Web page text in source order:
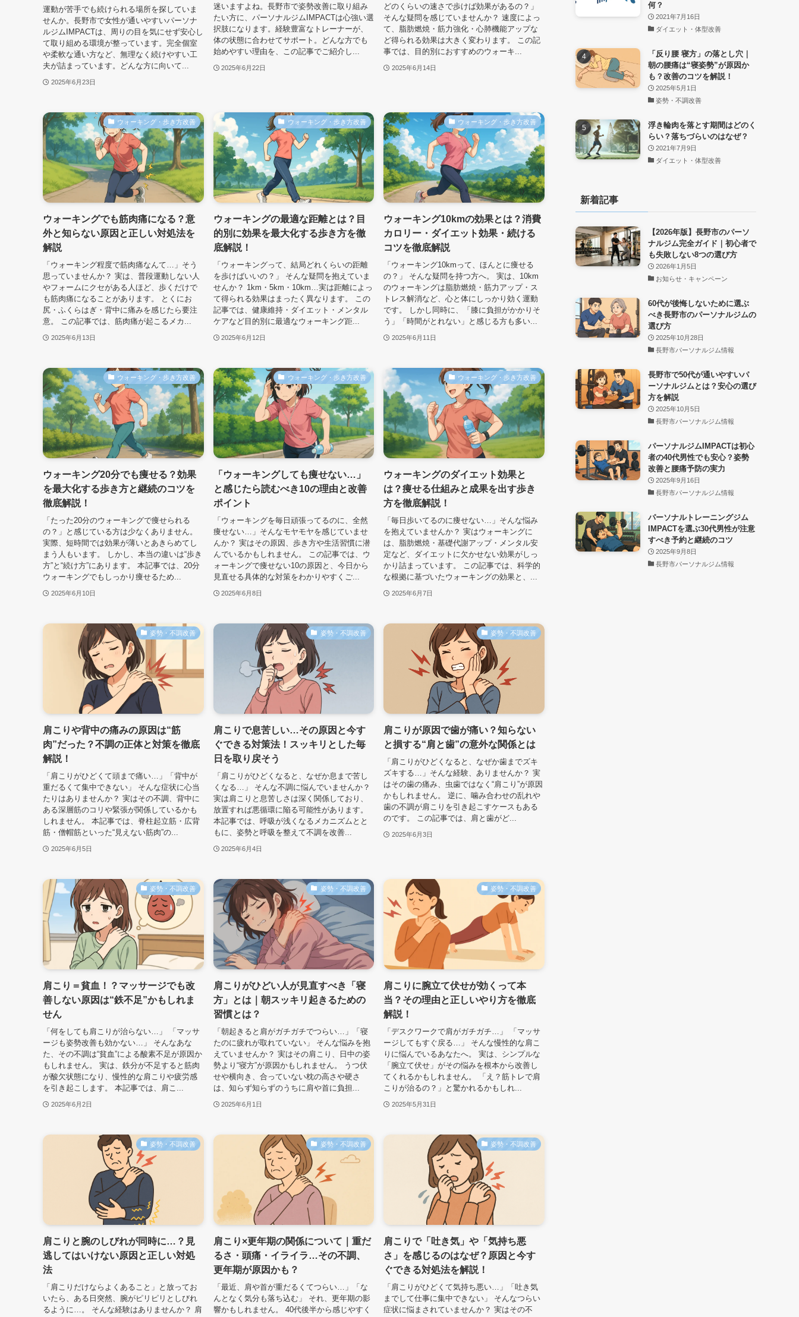
運動が苦手でも続けられる場所を探していま
せんか。長野市で女性が通いやすいパーソナ
ルジムIMPACTは、周りの目を気にせず安心し
て取り組める環境が整っています。完全個室
や柔軟な通い方など、無理なく続けやすい工
夫が詰まっています。どんな方に向いて...
2025年6月23日
迷いますよね。長野市で姿勢改善に取り組み
たい方に、パーソナルジムIMPACTは心強い選
択肢になります。経験豊富なトレーナーが、
体の状態に合わせてサポート。どんな方でも
始めやすい理由を、この記事でご紹介し...
2025年6月22日
どのくらいの速さで歩けば効果があるの？」
そんな疑問を感じていませんか？ 速度によっ
て、脂肪燃焼・筋力強化・心肺機能アップな
ど得られる効果は大きく変わります。 この記
事では、目的別におすすめのウォーキ...
2025年6月14日
ウォーキング・歩き方改善
ウォーキングでも筋肉痛になる？意
外と知らない原因と正しい対処法を
解説
「ウォーキング程度で筋肉痛なんて…」そう
思っていませんか？ 実は、普段運動しない人
やフォームにクセがある人ほど、歩くだけで
も筋肉痛になることがあります。 とくにお
尻・ふくらはぎ・背中に痛みを感じたら要注
意。 この記事では、筋肉痛が起こるメカ...
2025年6月13日
ウォーキング・歩き方改善
ウォーキングの最適な距離とは？目
的別に効果を最大化する歩き方を徹
底解説！
「ウォーキングって、結局どれくらいの距離
を歩けばいいの？」 そんな疑問を抱えていま
せんか？ 1km・5km・10km…実は距離によっ
て得られる効果はまったく異なります。 この
記事では、健康維持・ダイエット・メンタル
ケアなど目的別に最適なウォーキング距...
2025年6月12日
ウォーキング・歩き方改善
ウォーキング10kmの効果とは？消費
カロリー・ダイエット効果・続ける
コツを徹底解説
「ウォーキング10kmって、ほんとに痩せる
の？」 そんな疑問を持つ方へ。 実は、10km
のウォーキングは脂肪燃焼・筋力アップ・ス
トレス解消など、心と体にしっかり効く運動
です。 しかし同時に、「膝に負担がかかりそ
う」「時間がとれない」と感じる方も多い...
2025年6月11日
ウォーキング・歩き方改善
ウォーキング20分でも痩せる？効果
を最大化する歩き方と継続のコツを
徹底解説！
「たった20分のウォーキングで痩せられる
の？」と感じている方は少なくありません。
実際、短時間では効果が薄いとあきらめてし
まう人もいます。 しかし、本当の違いは“歩き
方”と“続け方”にあります。 本記事では、20分
ウォーキングでもしっかり痩せるため...
2025年6月10日
ウォーキング・歩き方改善
「ウォーキングしても痩せない…」
と感じたら読むべき10の理由と改善
ポイント
「ウォーキングを毎日頑張ってるのに、全然
痩せない…」そんなモヤモヤを感じていませ
んか？ 実はその原因、歩き方や生活習慣に潜
んでいるかもしれません。 この記事では、ウ
ォーキングで痩せない10の原因と、今日から
見直せる具体的な対策をわかりやすくご...
2025年6月8日
ウォーキング・歩き方改善
ウォーキングのダイエット効果と
は？痩せる仕組みと成果を出す歩き
方を徹底解説！
「毎日歩いてるのに痩せない…」そんな悩み
を抱えていませんか？ 実はウォーキングに
は、脂肪燃焼・基礎代謝アップ・メンタル安
定など、ダイエットに欠かせない効果がしっ
かり詰まっています。 この記事では、科学的
な根拠に基づいたウォーキングの効果と、...
2025年6月7日
姿勢・不調改善
肩こりや背中の痛みの原因は“筋
肉”だった？不調の正体と対策を徹底
解説！
「肩こりがひどくて頭まで痛い…」「背中が
重だるくて集中できない」 そんな症状に心当
たりはありませんか？ 実はその不調、背中に
ある深層筋のコリや緊張が関係しているかも
しれません。 本記事では、脊柱起立筋・広背
筋・僧帽筋といった“見えない筋肉”の...
2025年6月5日
姿勢・不調改善
肩こりで息苦しい…その原因と今す
ぐできる対策法！スッキリとした毎
日を取り戻そう
「肩こりがひどくなると、なぜか息まで苦し
くなる…」 そんな不調に悩んでいませんか？
実は肩こりと息苦しさは深く関係しており、
放置すれば悪循環に陥る可能性があります。
本記事では、呼吸が浅くなるメカニズムとと
もに、姿勢と呼吸を整えて不調を改善...
2025年6月4日
姿勢・不調改善
肩こりが原因で歯が痛い？知らない
と損する“肩と歯”の意外な関係とは
「肩こりがひどくなると、なぜか歯までズキ
ズキする…」そんな経験、ありませんか？ 実
はその歯の痛み、虫歯ではなく“肩こり”が原因
かもしれません。 逆に、噛み合わせの乱れや
歯の不調が肩こりを引き起こすケースもある
のです。 この記事では、肩と歯がど...
2025年6月3日
姿勢・不調改善
肩こり＝貧血！？マッサージでも改
善しない原因は“鉄不足”かもしれま
せん
「何をしても肩こりが治らない…」 「マッサ
ージも姿勢改善も効かない…」 そんなあな
た、その不調は“貧血”による酸素不足が原因か
もしれません。 実は、鉄分が不足すると筋肉
が酸欠状態になり、慢性的な肩こりや疲労感
を引き起こします。 本記事では、肩こ...
2025年6月2日
姿勢・不調改善
肩こりがひどい人が見直すべき「寝
方」とは｜朝スッキリ起きるための
習慣とは？
「朝起きると肩がガチガチでつらい…」「寝
たのに疲れが取れていない」 そんな悩みを抱
えていませんか？ 実はその肩こり、日中の姿
勢より“寝方”が原因かもしれません。 うつ伏
せや横向き、合っていない枕の高さや硬さ
は、知らず知らずのうちに肩や首に負担...
2025年6月1日
姿勢・不調改善
肩こりに腕立て伏せが効くって本
当？その理由と正しいやり方を徹底
解説！
「デスクワークで肩がガチガチ…」 「マッサ
ージしてもすぐ戻る…」 そんな慢性的な肩こ
りに悩んでいるあなたへ。 実は、シンプルな
「腕立て伏せ」がその悩みを根本から改善し
てくれるかもしれません。 「え？筋トレで肩
こりが治るの？」と驚かれるかもしれ...
2025年5月31日
姿勢・不調改善
肩こりと腕のしびれが同時に…？見
逃してはいけない原因と正しい対処
法
「肩こりだけならよくあること」と放ってお
いたら、ある日突然、腕がピリピリとしびれ
るように…。 そんな経験はありませんか？ 肩
姿勢・不調改善
肩こり×更年期の関係について｜重だ
るさ・頭痛・イライラ…その不調、
更年期が原因かも？
「最近、肩や首が重だるくてつらい…」「な
んとなく気分も落ち込む」 それ、更年期の影
響かもしれません。 40代後半から感じやすく
姿勢・不調改善
肩こりで「吐き気」や「気持ち悪
さ」を感じるのはなぜ？原因と今す
ぐできる対処法を解説！
「肩こりがひどくて気持ち悪い…」「吐き気
までして仕事に集中できない」 そんなつらい
症状に悩まされていませんか？ 実はその不
何？
2021年7月16日
ダイエット・体型改善
「反り腰 寝方」の落とし穴｜
朝の腰痛は“寝姿勢”が原因か
も？改善のコツを解説！
2025年5月1日
姿勢・不調改善
浮き輪肉を落とす期間はどのく
らい？落ちづらいのはなぜ？
2021年7月9日
ダイエット・体型改善
新着記事
【2026年版】長野市のパーソ
ナルジム完全ガイド｜初心者で
も失敗しない8つの選び方
2026年1月5日
お知らせ・キャンペーン
60代が後悔しないために選ぶ
べき長野市のパーソナルジムの
選び方
2025年10月28日
長野市パーソナルジム情報
長野市で50代が通いやすいパ
ーソナルジムとは？安心の選び
方を解説
2025年10月5日
長野市パーソナルジム情報
パーソナルジムIMPACTは初心
者の40代男性でも安心？姿勢
改善と腰痛予防の実力
2025年9月16日
長野市パーソナルジム情報
パーソナルトレーニングジム
IMPACTを選ぶ30代男性が注意
すべき予約と継続のコツ
2025年9月8日
長野市パーソナルジム情報